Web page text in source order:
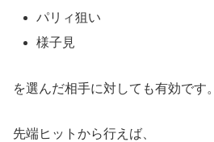
パリィ狙い
様子見
を選んだ相手に対しても有効です。
先端ヒットから行えば、